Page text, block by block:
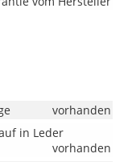
vorhanden
in Leder
vorhanden